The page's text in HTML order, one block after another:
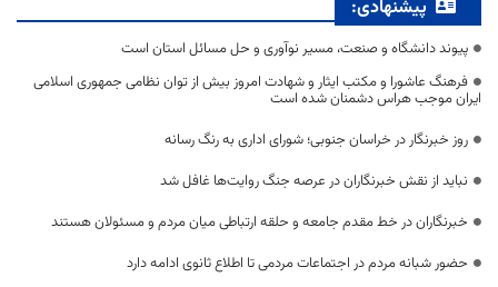
پیشنهادی:
پیوند دانشگاه و صنعت، مسیر نوآوری و حل مسائل استان است
فرهنگ عاشورا و مکتب ایثار و شهادت امروز بیش از توان نظامی جمهوری اسلامی
ایران موجب هراس دشمنان شده است
روز خبرنگار در خراسان جنوبی؛ شورای اداری به رنگ رسانه
نباید از نقش خبرنگاران در عرصه جنگ روایت‌ها غافل شد
خبرنگاران در خط مقدم جامعه و حلقه ارتباطی میان مردم و مسئولان هستند
حضور شبانه مردم در اجتماعات مردمی تا اطلاع ثانوی ادامه دارد